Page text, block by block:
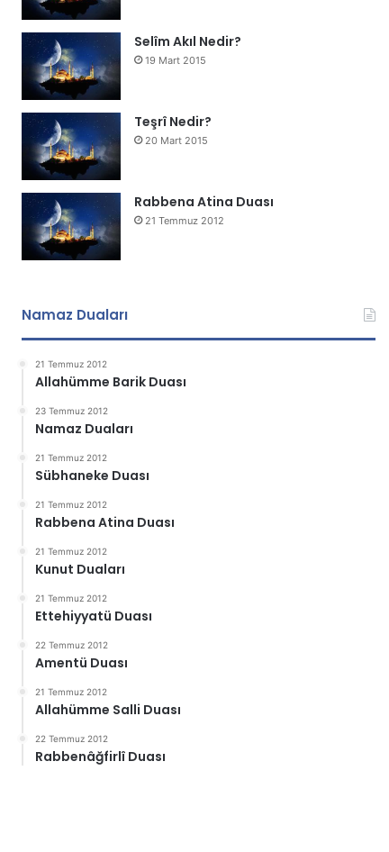
Selîm Akıl Nedir?
19 Mart 2015
Teşrî Nedir?
20 Mart 2015
Rabbena Atina Duası
21 Temmuz 2012
Namaz Duaları
21 Temmuz 2012
Allahümme Barik Duası
23 Temmuz 2012
Namaz Duaları
21 Temmuz 2012
Sübhaneke Duası
21 Temmuz 2012
Rabbena Atina Duası
21 Temmuz 2012
Kunut Duaları
21 Temmuz 2012
Ettehiyyatü Duası
22 Temmuz 2012
Amentü Duası
21 Temmuz 2012
Allahümme Salli Duası
22 Temmuz 2012
Rabbenâğfirlî Duası